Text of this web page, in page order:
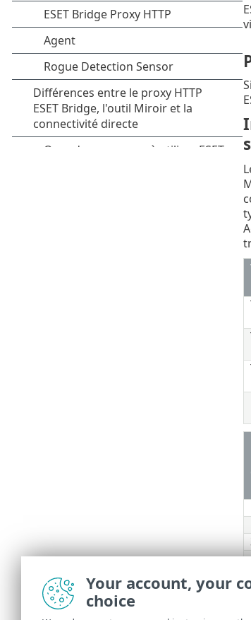
Your account, your
choice